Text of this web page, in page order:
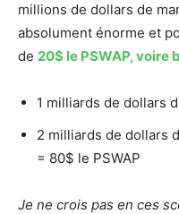
millions de dollars de
absolument énorme et
de 20$ le PSWAP, voire
1 milliards de dollars
2 milliards de dollars
= 80$ le PSWAP
Je ne crois pas en ces